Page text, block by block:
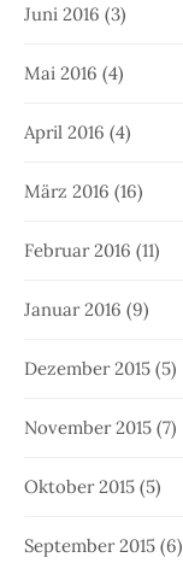
Juni 2016 (3)
Mai 2016 (4)
April 2016 (4)
März 2016 (16)
Februar 2016 (11)
Januar 2016 (9)
Dezember 2015 (5)
November 2015 (7)
Oktober 2015 (5)
September 2015 (6)